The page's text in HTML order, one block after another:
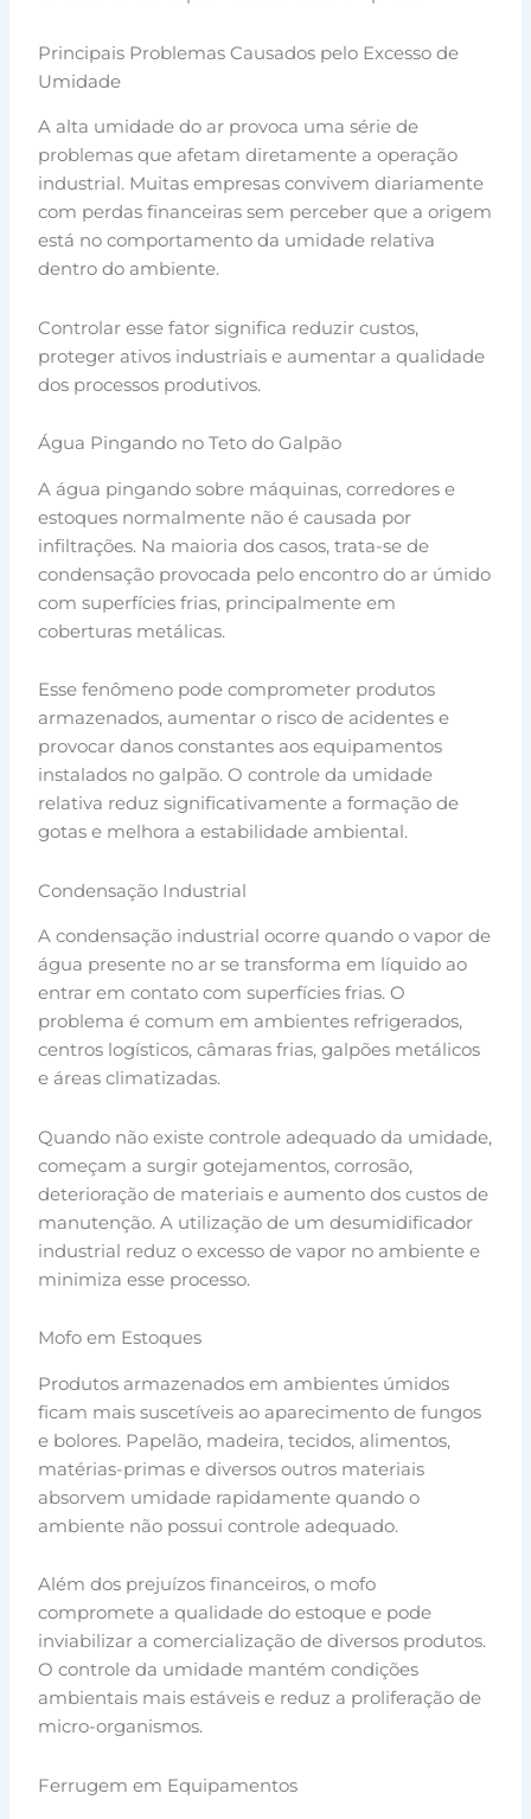
Principais Problemas Causados pelo Excesso de
Umidade
A alta umidade do ar provoca uma série de
problemas que afetam diretamente a operação
industrial. Muitas empresas convivem diariamente
com perdas financeiras sem perceber que a origem
está no comportamento da umidade relativa
dentro do ambiente.
Controlar esse fator significa reduzir custos,
proteger ativos industriais e aumentar a qualidade
dos processos produtivos.
Água Pingando no Teto do Galpão
A água pingando sobre máquinas, corredores e
estoques normalmente não é causada por
infiltrações. Na maioria dos casos, trata-se de
condensação provocada pelo encontro do ar úmido
com superfícies frias, principalmente em
coberturas metálicas.
Esse fenômeno pode comprometer produtos
armazenados, aumentar o risco de acidentes e
provocar danos constantes aos equipamentos
instalados no galpão. O controle da umidade
relativa reduz significativamente a formação de
gotas e melhora a estabilidade ambiental.
Condensação Industrial
A condensação industrial ocorre quando o vapor de
água presente no ar se transforma em líquido ao
entrar em contato com superfícies frias. O
problema é comum em ambientes refrigerados,
centros logísticos, câmaras frias, galpões metálicos
e áreas climatizadas.
Quando não existe controle adequado da umidade,
começam a surgir gotejamentos, corrosão,
deterioração de materiais e aumento dos custos de
manutenção. A utilização de um desumidificador
industrial reduz o excesso de vapor no ambiente e
minimiza esse processo.
Mofo em Estoques
Produtos armazenados em ambientes úmidos
ficam mais suscetíveis ao aparecimento de fungos
e bolores. Papelão, madeira, tecidos, alimentos,
matérias-primas e diversos outros materiais
absorvem umidade rapidamente quando o
ambiente não possui controle adequado.
Além dos prejuízos financeiros, o mofo
compromete a qualidade do estoque e pode
inviabilizar a comercialização de diversos produtos.
O controle da umidade mantém condições
ambientais mais estáveis e reduz a proliferação de
micro-organismos.
Ferrugem em Equipamentos